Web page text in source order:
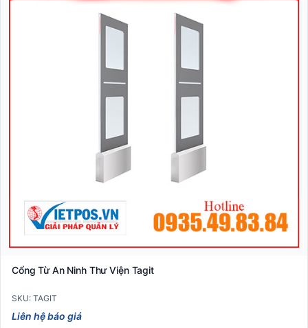
Cổng Từ An Ninh Thư Viện Tagit
SKU: TAGIT
Liên hệ báo giá